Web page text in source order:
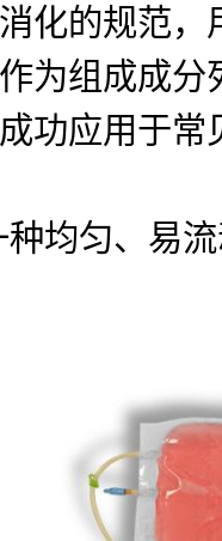
化的规范
为组成成
功应用于常
均匀、易